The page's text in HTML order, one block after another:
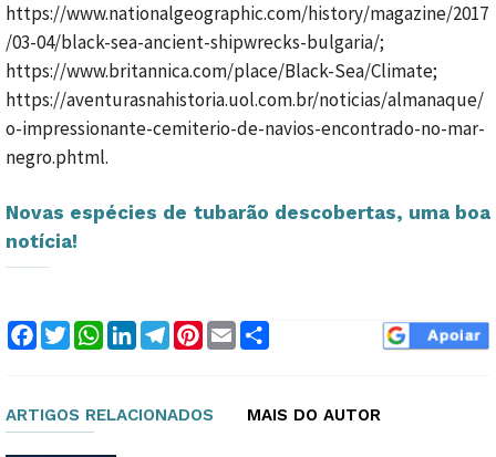
https://www.nationalgeographic.com/history/magazine/2017
/03-04/black-sea-ancient-shipwrecks-bulgaria/;
https://www.britannica.com/place/Black-Sea/Climate;
https://aventurasnahistoria.uol.com.br/noticias/almanaque/
o-impressionante-cemiterio-de-navios-encontrado-no-mar-
negro.phtml.
Novas espécies de tubarão descobertas, uma boa
notícia!
Facebook
TwitterWhatsApp
LinkedInTelegram
Pinterest
Email
ARTIGOS RELACIONADOS MAIS DO AUTOR